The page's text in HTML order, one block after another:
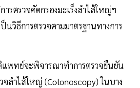
รตรวจคัดกรองมะเร็งลำไส้ใหญ่ฯ
นวิธีการตรวจตามมาตรฐานทางการ
พทย์จะพิจารณาทำการตรวจยืนยัน
จลำไส้ใหญ่ (Colonoscopy) ในบาง